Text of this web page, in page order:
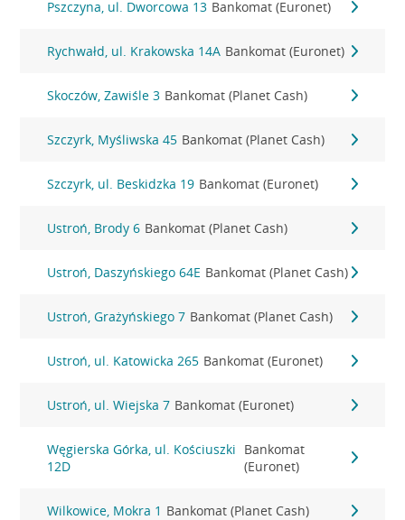
Pszczyna, ul. Dworcowa 13 Bankomat (Euronet)
Rychwałd, ul. Krakowska 14A Bankomat (Euronet)
Skoczów, Zawiśle 3 Bankomat (Planet Cash)
Szczyrk, Myśliwska 45 Bankomat (Planet Cash)
Szczyrk, ul. Beskidzka 19 Bankomat (Euronet)
Ustroń, Brody 6 Bankomat (Planet Cash)
Ustroń, Daszyńskiego 64E Bankomat (Planet Cash)
Ustroń, Grażyńskiego 7 Bankomat (Planet Cash)
Ustroń, ul. Katowicka 265 Bankomat (Euronet)
Ustroń, ul. Wiejska 7 Bankomat (Euronet)
Węgierska Górka, ul. Kościuszki
12D
Bankomat
(Euronet)
Wilkowice, Mokra 1 Bankomat (Planet Cash)